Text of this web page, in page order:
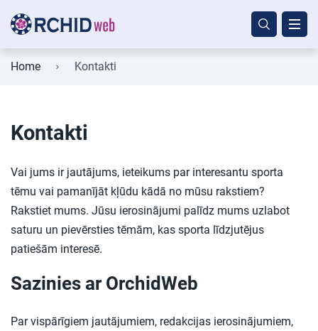
Home Kontakti
Kontakti
Vai jums ir jautājums, ieteikums par interesantu sporta
tēmu vai pamanījāt kļūdu kādā no mūsu rakstiem?
Rakstiet mums. Jūsu ierosinājumi palīdz mums uzlabot
saturu un pievērsties tēmām, kas sporta līdzjutējus
patiešām interesē.
Sazinies ar OrchidWeb
Par vispārīgiem jautājumiem, redakcijas ierosinājumiem,